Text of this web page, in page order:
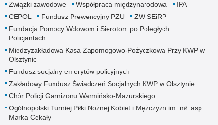
Związki zawodowe Współpraca międzynarodowa
IPA
CEPOL
Fundusz Prewencyjny PZU
ZW SEiRP
Fundacja Pomocy Wdowom i Sierotom po Poległych
Policjantach
Międzyzakładowa Kasa Zapomogowo-Pożyczkowa Przy KWP w
Olsztynie
Fundusz socjalny emerytów policyjnych
Zakładowy Fundusz Świadczeń Socjalnych KWP w Olsztynie
Chór Policji Garnizonu Warmińsko-Mazurskiego
Ogólnopolski Turniej Piłki Nożnej Kobiet i Mężczyzn im. mł. asp.
Marka Cekały